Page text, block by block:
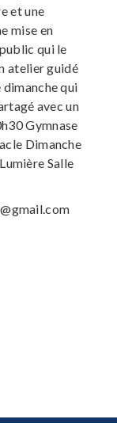
et une
mise en
qui le
atelier guidé
qui
avec un
Gymnase
Dimanche
Salle